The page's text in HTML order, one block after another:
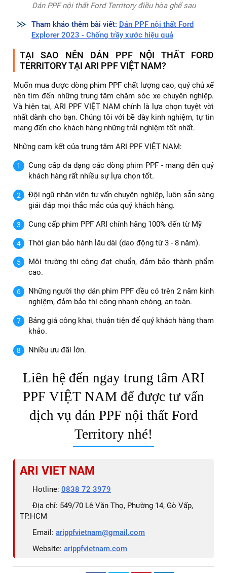
Dán PPF nội thất Ford Territory điều hòa ghế sau
Tham khảo thêm bài viết: Dán PPF nội thất Ford
Explorer 2023 - Chống trầy xước hiệu quả
TẠI SAO NÊN DÁN PPF NỘI THẤT FORD
TERRITORY TẠI ARI PPF VIỆT NAM?
Muốn mua được dòng phim PPF chất lượng cao, quý chủ xế
nên tìm đến những trung tâm chăm sóc xe chuyên nghiệp.
Và hiện tại, ARI PPF VIỆT NAM chính là lựa chọn tuyệt vời
nhất dành cho bạn. Chúng tôi với bề dày kinh nghiệm, tự tin
mang đến cho khách hàng những trải nghiệm tốt nhất.
Những cam kết của trung tâm ARI PPF VIỆT NAM:
Cung cấp đa dạng các dòng phim PPF - mang đến quý
khách hàng rất nhiều sự lựa chọn tốt.
Đội ngũ nhân viên tư vấn chuyên nghiệp, luôn sẵn sàng
giải đáp mọi thắc mắc của quý khách hàng.
Cung cấp phim PPF ARI chính hãng 100% đến từ Mỹ
Thời gian bảo hành lâu dài (dao động từ 3 - 8 năm).
Môi trường thi công đạt chuẩn, đảm bảo thành phẩm
cao.
Những người thợ dán phim PPF đều có trên 2 năm kinh
nghiệm, đảm bảo thi công nhanh chóng, an toàn.
Bảng giá công khai, thuận tiện để quý khách hàng tham
khảo.
Nhiều ưu đãi lớn.
Liên hệ đến ngay trung tâm ARI
PPF VIỆT NAM để được tư vấn
dịch vụ dán PPF nội thất Ford
Territory nhé!
ARI VIET NAM
Hotline: 0838 72 3979
Địa chỉ: 549/70 Lê Văn Thọ, Phường 14, Gò Vấp,
TP.HCM
Email: arippfvietnam@gmail.com
Website: arippfvietnam.com